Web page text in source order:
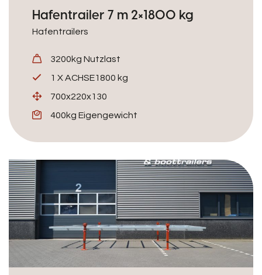
Hafentrailer 7 m 2×1800 kg
Hafentrailers
3200kg Nutzlast
1 X ACHSE1800 kg
700x220x130
400kg Eigengewicht